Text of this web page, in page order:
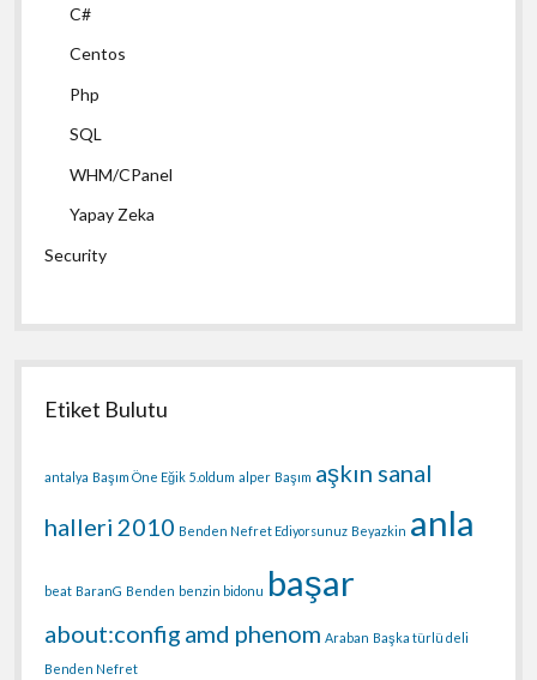
C#
Centos
Php
SQL
WHM/CPanel
Yapay Zeka
Security
Etiket Bulutu
antalya Başım Öne Eğik 5.oldum alper Başım aşkın sanal
halleri 2010 Benden Nefret Ediyorsunuz Beyazkin anla
beat BaranG Benden benzin bidonu başar
about:config amd phenom Araban Başka türlü deli
Benden Nefret